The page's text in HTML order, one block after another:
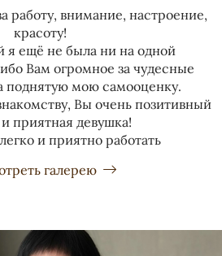
работу, внимание, настроение,
красоту!
я ещё не была ни на одной
Вам огромное за чудесные
поднятую мою самооценку.
Вы очень позитивный
приятная девушка!
и приятно работать
галерею